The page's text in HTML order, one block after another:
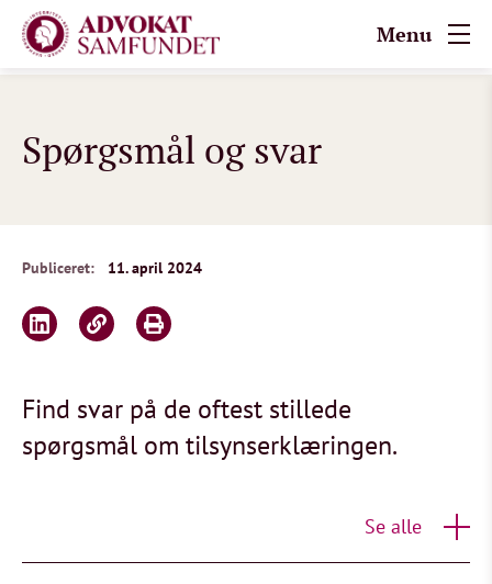
Menu
Spørgsmål og svar
Publiceret: 11. april 2024
Find svar på de oftest stillede
spørgsmål om tilsynserklæringen.
Se alle